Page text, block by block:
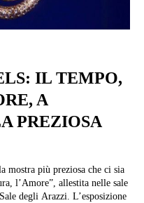
IL TEMPO,
A
PREZIOSA
mostra più preziosa che ci sia
l’Amore”, allestita nelle sale
L’esposizione